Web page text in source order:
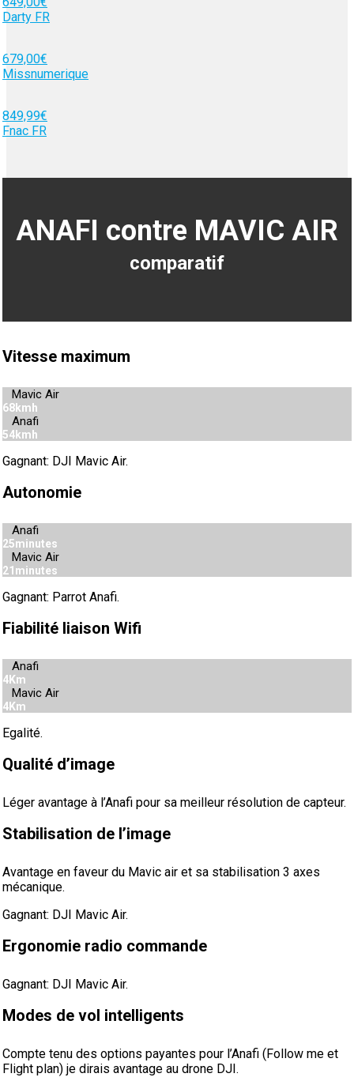
Darty FR
679,00€
Missnumerique
849,99€
Fnac FR
ANAFI contre MAVIC AIR
comparatif
Vitesse maximum
Mavic Air
68kmh
Anafi
54kmh
Gagnant: DJI Mavic Air.
Autonomie
Anafi
25minutes
Mavic Air
21minutes
Gagnant: Parrot Anafi.
Fiabilité liaison Wifi
Anafi
4Km
Mavic Air
4Km
Egalité.
Qualité d’image
Léger avantage à l’Anafi pour sa meilleur résolution de capteur.
Stabilisation de l’image
Avantage en faveur du Mavic air et sa stabilisation 3 axes
mécanique.
Gagnant: DJI Mavic Air.
Ergonomie radio commande
Gagnant: DJI Mavic Air.
Modes de vol intelligents
Compte tenu des options payantes pour l’Anafi (Follow me et
Flight plan) je dirais avantage au drone DJI.